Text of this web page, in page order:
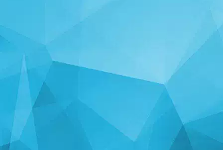
STATISTIKA
24999 Kasutajad